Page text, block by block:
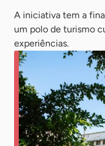
A iniciativa tem a
um polo de turismo
experiências.